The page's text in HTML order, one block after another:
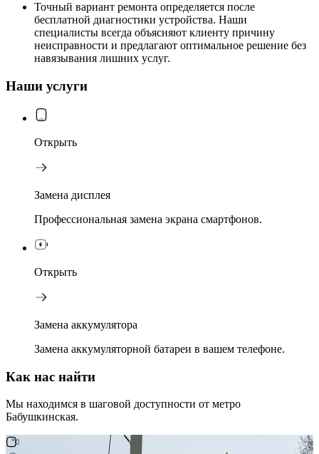
Точный вариант ремонта определяется после
бесплатной диагностики устройства. Наши
специалисты всегда объясняют клиенту причину
неисправности и предлагают оптимальное решение без
навязывания лишних услуг.
Наши услуги
Открыть
Замена дисплея
Профессиональная замена экрана смартфонов.
Открыть
Замена аккумулятора
Замена аккумуляторной батареи в вашем телефоне.
Как нас найти
Мы находимся в шаговой доступности от метро
Бабушкинская.